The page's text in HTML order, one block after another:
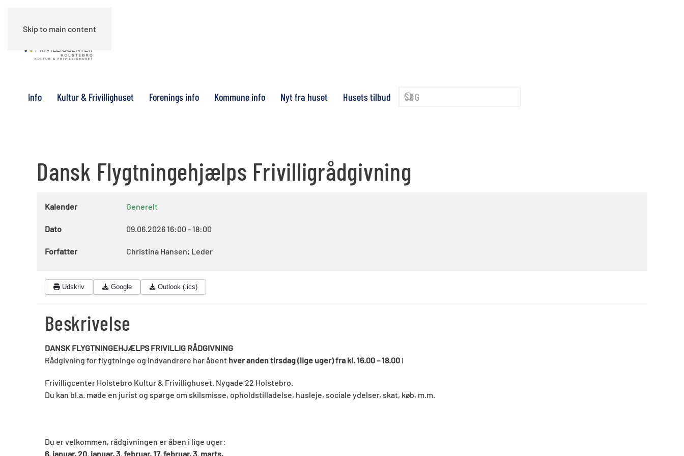
Skip to main content
Info Kultur & Frivillighuset Forenings info Kommune info Nyt fra huset Husets tilbud
Dansk Flygtningehjælps Frivilligrådgivning
Kalender Generelt
Dato 09.06.202616:00 -18:00
Forfatter Christina Hansen; Leder
Udskriv Google Outlook (.ics)
Beskrivelse
DANSK FLYGTNINGEHJÆLPS FRIVILLIG RÅDGIVNING
Rådgivning for flygtninge og indvandrere har åbent hver anden tirsdag (lige uger) fra kl. 16.00 – 18.00 i
Frivilligcenter Holstebro Kultur & Frivillighuset. Nygade 22 Holstebro.
Du kan bl.a. møde en jurist og spørge om skilsmisse, opholdstilladelse, husleje, sociale ydelser, skat, køb, m.m.
Du er velkommen, rådgivningen er åben i lige uger:
6. januar, 20. januar, 3. februar, 17. februar, 3. marts,